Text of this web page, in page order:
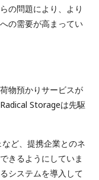
の問題により、より
の需要が高まってい
物預かりサービスが
Storageは先駆
ど、提携企業とのネ
きるようにしていま
システムを導入して